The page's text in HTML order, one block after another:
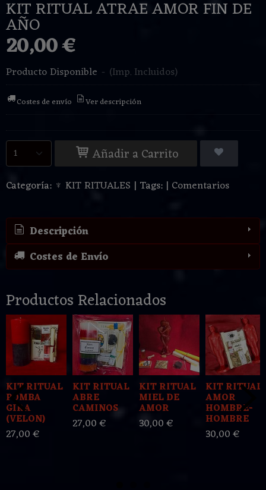
KIT RITUAL ATRAE AMOR FIN DE
AÑO
20,00 €
Producto Disponible - (Imp. Incluidos)
Costes de envío Ver descripción
Añadir a Carrito
Categoría: ♆ KIT RITUALES | Tags: | Comentarios
Descripción
Costes de Envío
Productos Relacionados
KIT RITUAL
POMBA
GIRA
(VELON)
27,00 €
KIT RITUAL
ABRE
CAMINOS
27,00 €
KIT RITUAL
MIEL DE
AMOR
30,00 €
KIT RITUAL
AMOR
HOMBRE-
HOMBRE
30,00 €